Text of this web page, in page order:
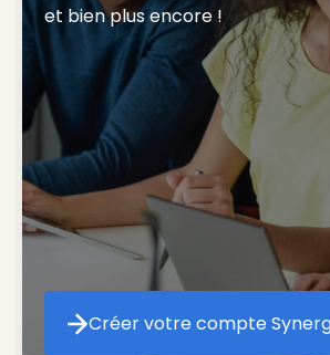
et bien plus encore !
Créer votre
Créer votre compte